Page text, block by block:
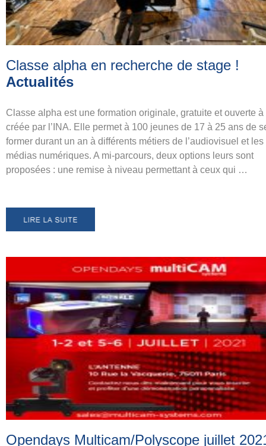
Classe alpha en recherche de stage !
Actualités
Classe alpha est une formation originale, gratuite et ouverte à
créée par l’INA. Elle permet à 100 jeunes de 17 à 25 ans de
former durant un an à différents métiers de l’audiovisuel et les
médias numériques. A mi-parcours, deux options leurs sont
proposées : une remise à niveau permettant à ceux qui …
Opendays Multicam/Polyscope juillet